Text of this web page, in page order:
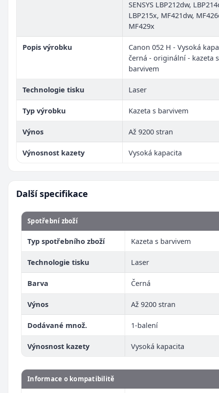
SENSYS LBP212dw,
LBP215x, MF421dw,
MF429x
Popis výrobku
Canon 052 H - Vysoká
černá - originální - kazeta s
barvivem
Technologie tisku Laser
Typ výrobku Kazeta s barvivem
Výnos Až 9200 stran
Výnosnost kazety Vysoká kapacita
Další specifikace
Spotřební zboží
Typ spotřebního zboží Kazeta s barvivem
Technologie tisku Laser
Barva Černá
Výnos Až 9200 stran
Dodávané množ. 1-balení
Výnosnost kazety Vysoká kapacita
Informace o kompatibilitě